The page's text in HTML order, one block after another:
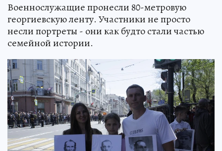
Военнослужащие пронесли 80-метровую
георгиевскую ленту. Участники не просто
несли портреты - они как будто стали частью
семейной истории.